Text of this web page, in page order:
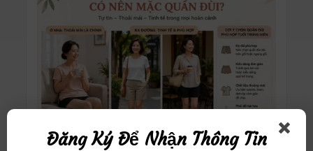
Đăng Ký Để Nhận Thông Tin